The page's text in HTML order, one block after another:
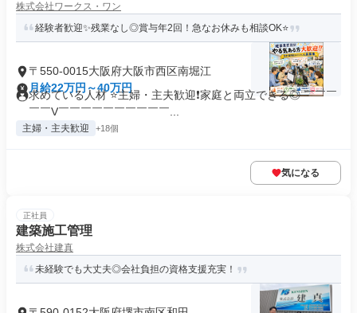
株式会社ワークス・ワン
経験者歓迎✨残業なし◎賞与年2回！急なお休みも相談OK⭐
〒550-0015大阪府大阪市西区南堀江
月給22万円～40万円
求めている人材 ⭐主婦・主夫歓迎❗家庭と両立できる◎ ￣￣￣
￣￣V￣￣￣￣￣￣￣￣￣￣...
主婦・主夫歓迎 +18個
気になる
正社員
建築施工管理
株式会社建真
未経験でも大丈夫◎会社負担の資格支援充実！